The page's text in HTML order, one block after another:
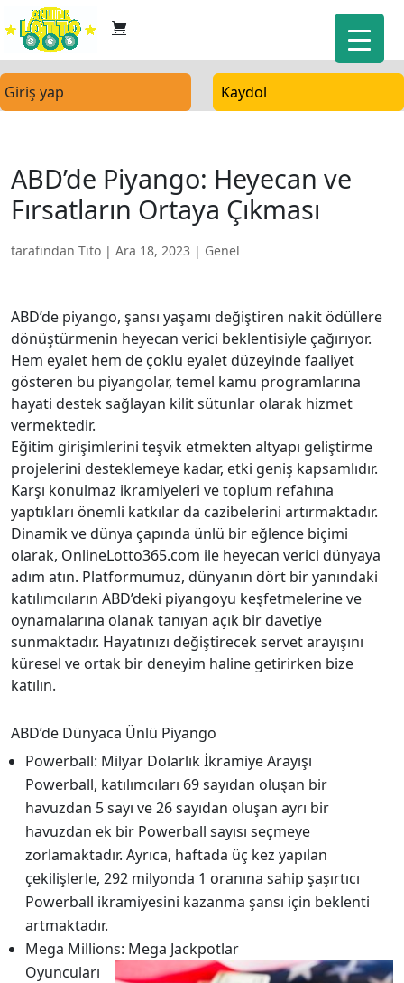
Giriş yap Kaydol
ABD’de Piyango: Heyecan ve
Fırsatların Ortaya Çıkması
tarafından Tito | Ara 18, 2023 | Genel
ABD’de piyango, şansı yaşamı değiştiren nakit ödüllere
dönüştürmenin heyecan verici beklentisiyle çağırıyor.
Hem eyalet hem de çoklu eyalet düzeyinde faaliyet
gösteren bu piyangolar, temel kamu programlarına
hayati destek sağlayan kilit sütunlar olarak hizmet
vermektedir.
Eğitim girişimlerini teşvik etmekten altyapı geliştirme
projelerini desteklemeye kadar, etki geniş kapsamlıdır.
Karşı konulmaz ikramiyeleri ve toplum refahına
yaptıkları önemli katkılar da cazibelerini artırmaktadır.
Dinamik ve dünya çapında ünlü bir eğlence biçimi
olarak, OnlineLotto365.com ile heyecan verici dünyaya
adım atın. Platformumuz, dünyanın dört bir yanındaki
katılımcıların ABD’deki piyangoyu keşfetmelerine ve
oynamalarına olanak tanıyan açık bir davetiye
sunmaktadır. Hayatınızı değiştirecek servet arayışını
küresel ve ortak bir deneyim haline getirirken bize
katılın.
ABD’de Dünyaca Ünlü Piyango
Powerball: Milyar Dolarlık İkramiye Arayışı
Powerball, katılımcıları 69 sayıdan oluşan bir
havuzdan 5 sayı ve 26 sayıdan oluşan ayrı bir
havuzdan ek bir Powerball sayısı seçmeye
zorlamaktadır. Ayrıca, haftada üç kez yapılan
çekilişlerle, 292 milyonda 1 oranına sahip şaşırtıcı
Powerball ikramiyesini kazanma şansı için beklenti
artmaktadır.
Mega Millions: Mega Jackpotlar
Oyuncuları